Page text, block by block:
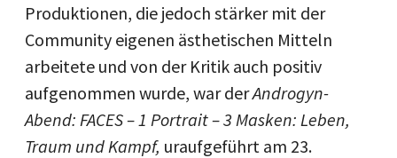
Produktionen, die jedoch stärker mit der
Community eigenen ästhetischen Mitteln
arbeitete und von der Kritik auch positiv
aufgenommen wurde, war derAndrogyn-
Abend: FACES – 1 Portrait – 3 Masken: Leben,
Traum und Kampf, uraufgeführt am 23.